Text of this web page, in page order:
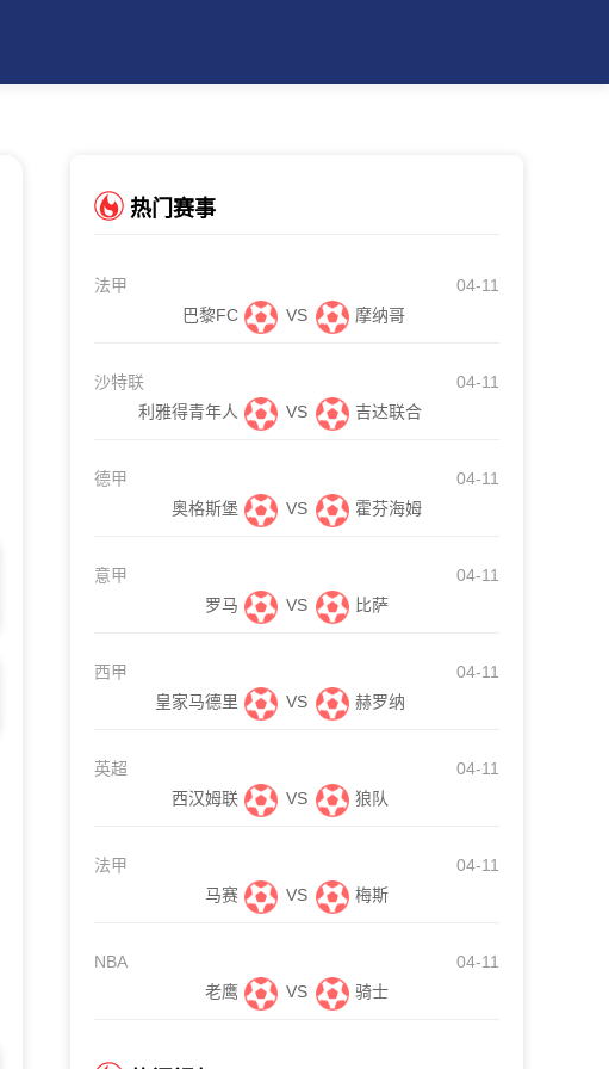
热门赛事
法甲
04-11
巴黎FC
VS 摩纳哥
沙特联
04-11
利雅得青年人
VS 吉达联合
德甲
04-11
奥格斯堡
VS 霍芬海姆
意甲
04-11
罗马
VS 比萨
西甲
04-11
皇家马德里
VS 赫罗纳
英超
04-11
西汉姆联
VS 狼队
法甲
04-11
马赛
VS 梅斯
NBA
04-11
老鹰
VS 骑士